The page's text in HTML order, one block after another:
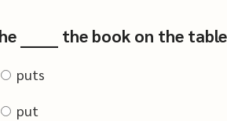
______ the book on the
puts
put